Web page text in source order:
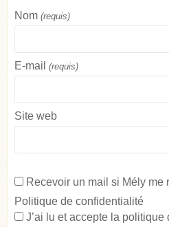
Nom (requis)
E-mail (requis)
Site web
Recevoir un mail si Mély me
Politique de confidentialité
J’ai lu et accepte la politique